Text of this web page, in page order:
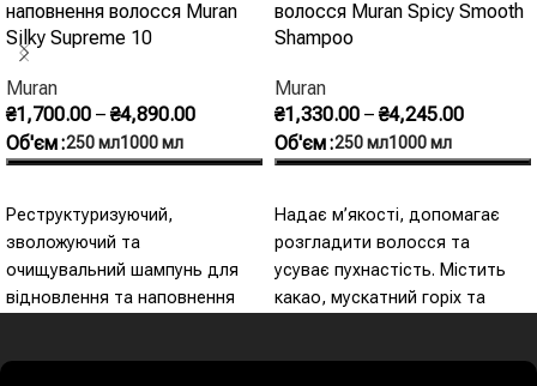
наповнення волосся Muran
Silky Supreme 10
Muran
₴1,700.00 – ₴4,890.00
Об'єм 250 мл1000 мл
Реструктуризуючий,
зволожуючий та
очищувальний шампунь для
відновлення та наповнення
волосся Muran Spicy Smooth
Shampoo
Muran
₴1,330.00 – ₴4,245.00
Об'єм 250 мл1000 мл
Надає м’якості, допомагає
розгладити волосся та
усуває пухнастість. Містить
какао, мускатний горіх та